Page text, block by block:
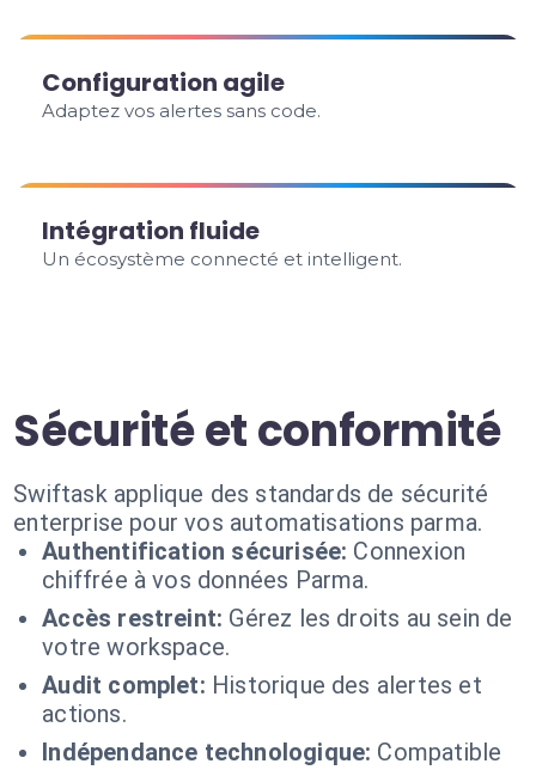
Configuration agile
Adaptez vos alertes sans code.
Intégration fluide
Un écosystème connecté et intelligent.
Sécurité et conformité
Swiftask applique des standards de sécurité
enterprise pour vos automatisations parma.
Authentification sécurisée: Connexion
chiffrée à vos données Parma.
Accès restreint: Gérez les droits au sein de
votre workspace.
Audit complet: Historique des alertes et
actions.
Indépendance technologique: Compatible